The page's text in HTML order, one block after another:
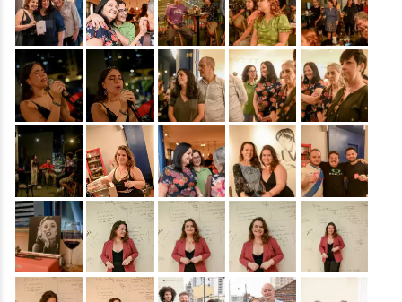
&nbsp; &nbsp; &nbsp; &nbsp; &nbsp;
&nbsp; &nbsp; &nbsp; &nbsp; &nbsp;
&nbsp; &nbsp; &nbsp; &nbsp; &nbsp;
&nbsp; &nbsp; &nbsp; &nbsp;